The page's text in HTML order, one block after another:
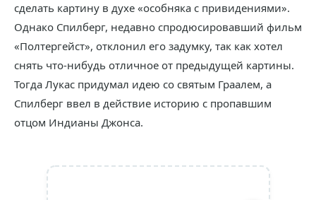
сделать картину в духе «особняка с привидениями».
Однако Спилберг, недавно спродюсировавший фильм
«Полтергейст», отклонил его задумку, так как хотел
снять что-нибудь отличное от предыдущей картины.
Тогда Лукас придумал идею со святым Граалем, а
Спилберг ввел в действие историю с пропавшим
отцом Индианы Джонса.